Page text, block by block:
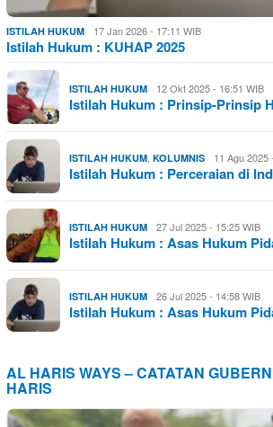
ISTILAH HUKUM 17 Jan 2026 - 17:11 WIB
Istilah Hukum : KUHAP 2025
ISTILAH HUKUM 12 Okt 2025 - 16:51 WIB
Istilah Hukum : Prinsip-Prinsip
ISTILAH HUKUM, KOLUMNIS 11 Agu 2025
Istilah Hukum : Perceraian di
ISTILAH HUKUM 27 Jul 2025 - 15:25 WIB
Istilah Hukum : Asas Hukum
ISTILAH HUKUM 26 Jul 2025 - 14:58 WIB
Istilah Hukum : Asas Hukum
AL HARIS WAYS – CATATAN
HARIS